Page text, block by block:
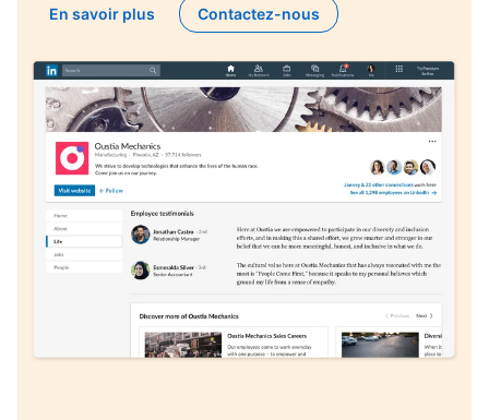
En savoir plus Contactez-nous